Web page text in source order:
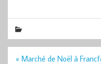
Navigation
« Marché de Noël à